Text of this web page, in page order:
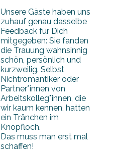
Unsere Gäste haben uns
zuhauf genau dasselbe
Feedback für Dich
mitgegeben: Sie fanden
die Trauung wahnsinnig
schön, persönlich und
kurzweilig. Selbst
Nichtromantiker oder
Partner*innen von
Arbeitskolleg*innen, die
wir kaum kennen, hatten
ein Tränchen im
Knopfloch.
Das muss man erst mal
schaffen!